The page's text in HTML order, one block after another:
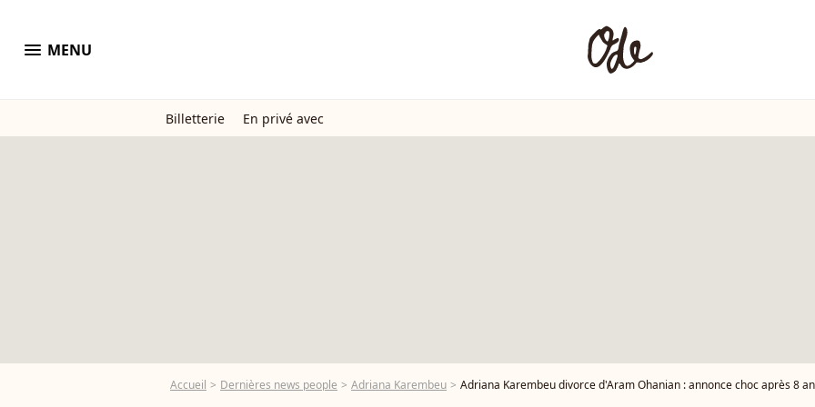
menu MENU
Billetterie En privé avec
Accueil Dernières news people Adriana Karembeu Adriana Karembeu divorce d'Aram Ohanian : annonce choc après 8